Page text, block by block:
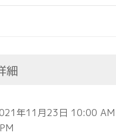
細
年11月23日 10:00 AM